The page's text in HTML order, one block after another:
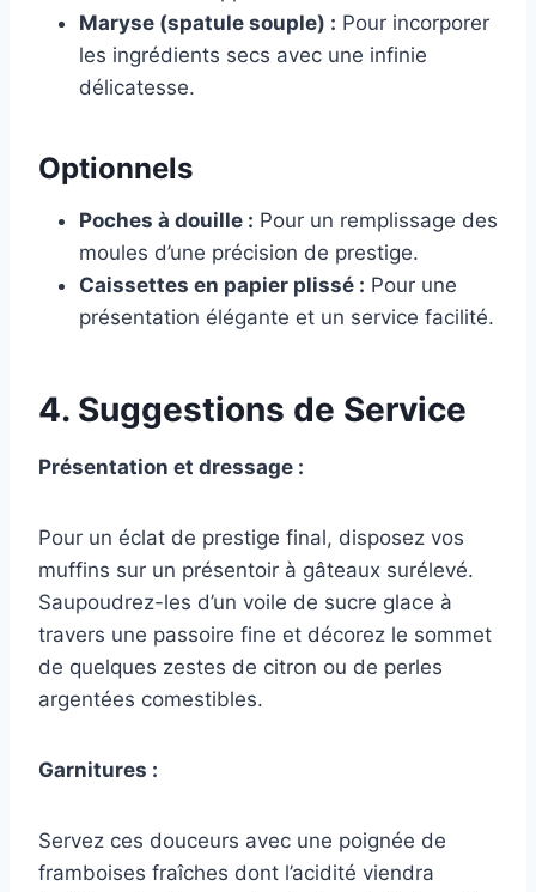
Maryse (spatule souple) : Pour incorporer
les ingrédients secs avec une infinie
délicatesse.
Optionnels
Poches à douille : Pour un remplissage des
moules d’une précision de prestige.
Caissettes en papier plissé : Pour une
présentation élégante et un service facilité.
4. Suggestions de Service
Présentation et dressage :
Pour un éclat de prestige final, disposez vos
muffins sur un présentoir à gâteaux surélevé.
Saupoudrez-les d’un voile de sucre glace à
travers une passoire fine et décorez le sommet
de quelques zestes de citron ou de perles
argentées comestibles.
Garnitures :
Servez ces douceurs avec une poignée de
framboises fraîches dont l’acidité viendra